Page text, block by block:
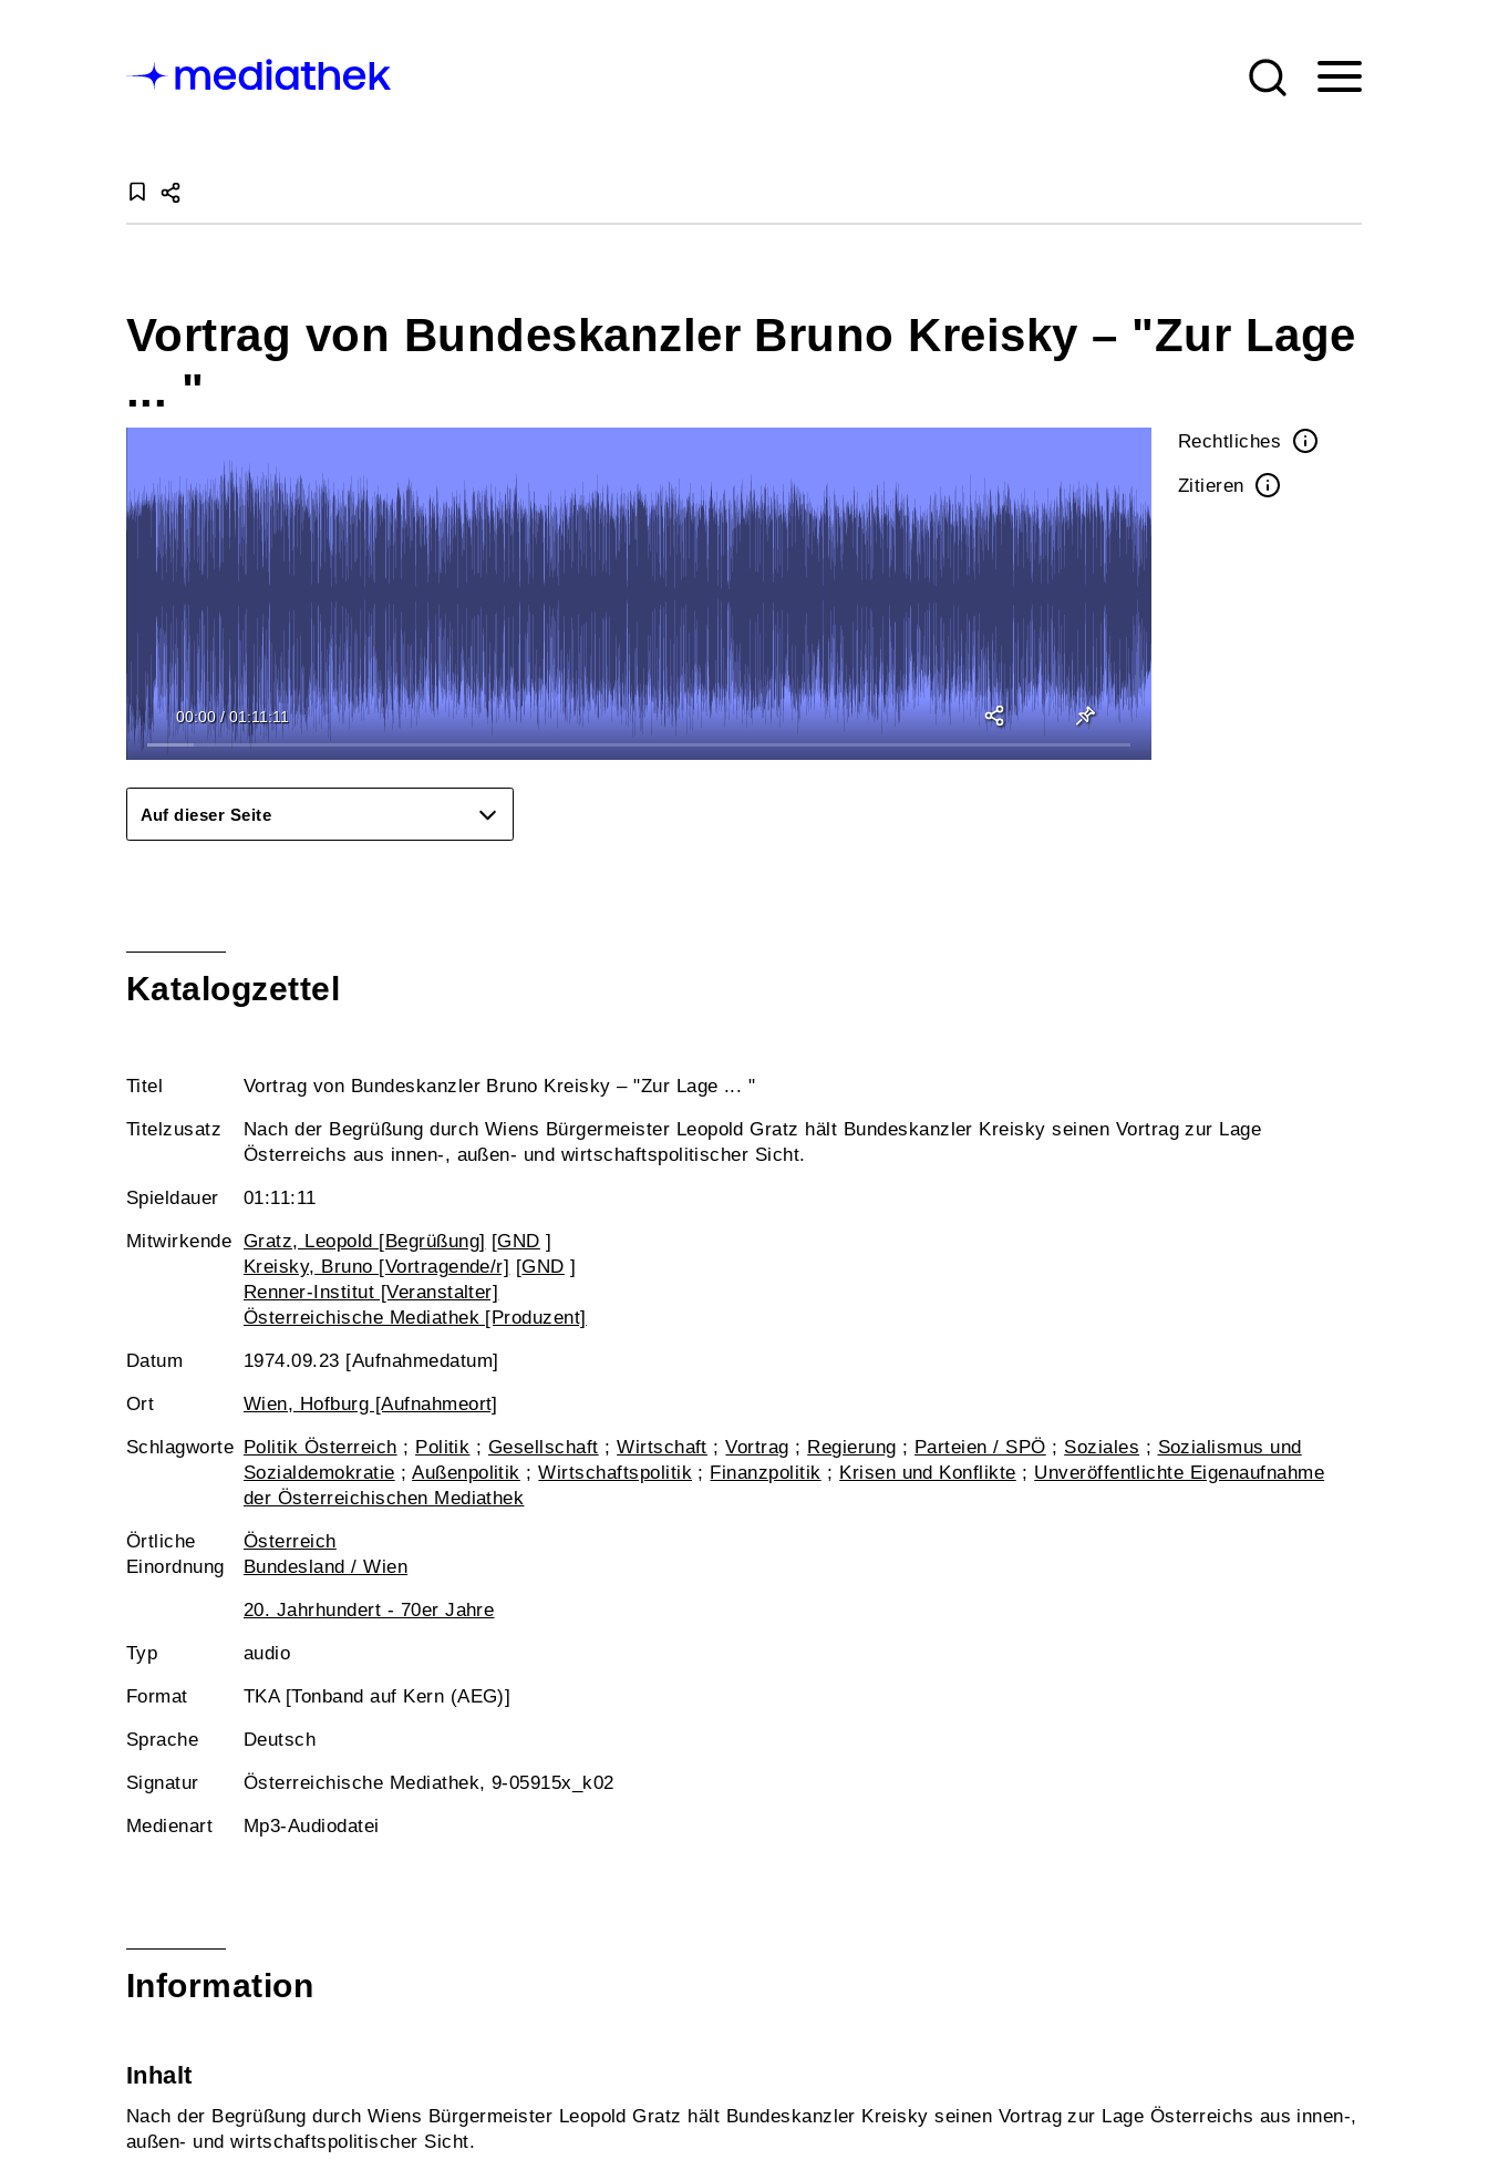
Vortrag von Bundeskanzler Bruno Kreisky – "Zur Lage
... "
00:00 / 01:11:11
Rechtliches
Zitieren
Auf dieser Seite
Katalogzettel
Titel Vortrag von Bundeskanzler Bruno Kreisky – "Zur Lage ... "
Titelzusatz
Nach der Begrüßung durch Wiens Bürgermeister Leopold Gratz hält Bundeskanzler Kreisky seinen Vortrag zur Lage
Österreichs aus innen-, außen- und wirtschaftspolitischer Sicht.
Spieldauer 01:11:11
Mitwirkende Gratz, Leopold [Begrüßung] [GND ]
Kreisky, Bruno [Vortragende/r] [GND ]
Renner-Institut [Veranstalter]
Österreichische Mediathek [Produzent]
Datum 1974.09.23 [Aufnahmedatum]
Ort Wien, Hofburg [Aufnahmeort]
Schlagworte Politik Österreich ; Politik ; Gesellschaft ;Wirtschaft ;Vortrag ; Regierung ; Parteien / SPÖ ; Soziales ; Sozialismus und
Sozialdemokratie ;Außenpolitik ;Wirtschaftspolitik ; Finanzpolitik ; Krisen und Konflikte ; Unveröffentlichte Eigenaufnahme
der Österreichischen Mediathek
Örtliche
Einordnung
Österreich
Bundesland / Wien
20. Jahrhundert - 70er Jahre
Typ audio
Format TKA [Tonband auf Kern (AEG)]
Sprache Deutsch
Signatur Österreichische Mediathek, 9-05915x_k02
Medienart Mp3-Audiodatei
Information
Inhalt
Nach der Begrüßung durch Wiens Bürgermeister Leopold Gratz hält Bundeskanzler Kreisky seinen Vortrag zur Lage Österreichs aus innen-,
außen- und wirtschaftspolitischer Sicht.